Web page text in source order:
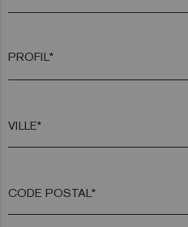
VILLE*
CODE POSTAL*